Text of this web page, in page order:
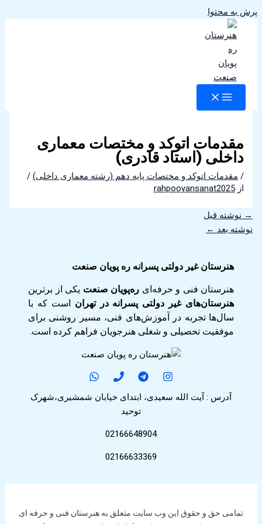
پرش به محتوا
مقدمات اتوکد و مختصات معماری
داخلی (استاد قادری)
/ مقدمات اتوکد و مختصات پایه دهم (رشته معماری داخلی) /
از rahpooyansanat2025
→ نوشته قبل
نوشته بعد ←
هنرستان غیر دولتی پسرانه ره پویان صنعت
هنرستان فنی و حرفه‌ای ره‌پویان صنعت یکی از برترین
هنرستان‌های غیر دولتی پسرانه در تهران است که با
سال‌ها تجربه در آموزش‌های فنی، مسیر روشنی برای
موفقیت تحصیلی و شغلی هنرجویان فراهم کرده است.
آدرس : آیت الله سعیدی، ابتدای خیابان شمشیری،شهرک
توحید
02166648904
02166633369
تمامی حق و حقوق این وب سایت متعلق به هنرستان فنی و حرفه ای